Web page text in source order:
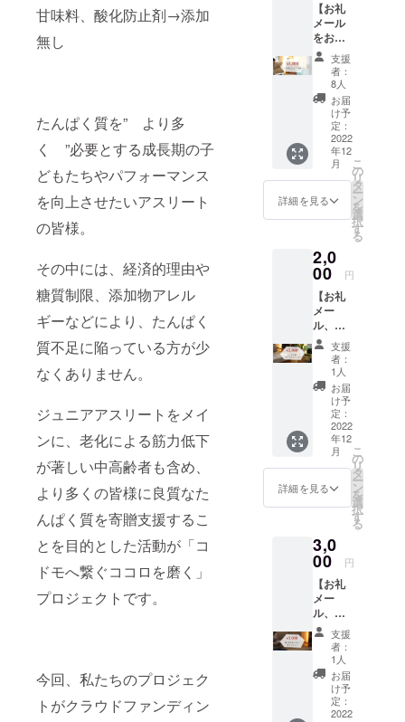
甘味料、酸化防止剤→添加
無し
たんぱく質を” より多
く ”必要とする成長期の子
どもたちやパフォーマンス
を向上させたいアスリート
の皆様。
その中には、経済的理由や
糖質制限、添加物アレル
ギーなどにより、たんぱく
質不足に陥っている方が少
なくありません。
ジュニアアスリートをメイ
ンに、老化による筋力低下
が著しい中高齢者も含め、
より多くの皆様に良質なた
んぱく質を寄贈支援するこ
とを目的とした活動が「コ
ドモへ繋ぐココロを磨く」
プロジェクトです。
今回、私たちのプロジェク
トがクラウドファンディン
たんぱく質
を” より多
く ”必要と
する成長期
の子どもた
フォーマン
スを向上さ
せたいアス
リートの皆
その中に
は、経済的
理由や糖質
制限、添加
物アレル
ギーなどに
より、たん
ぱく質不足
に陥ってい
る方が少な
ん。
ジュニアア
スリートを
メインに、
老化による
筋力低下が
著しい中高
齢者も含
め、より多
くの皆様に
良質なたん
【お礼
メール
をお送
りしま
す。】
★お礼
メール
→「 コ
ドモへ
繋ぐコ
コロを
磨く 」
運営事
務局よ
りお礼
送りし
ます。
支援
者：
8人
お届
け予
定：
2022
年12
月
詳細を見る
こ
の
リ
タ
ー
ン
を
選
択
す
る
2,0
00 円
【お礼
メー
ル、活
動
REPOR
T誌をお
送りし
す。】
★お礼
メール
→「 コ
ドモへ
繋ぐコ
コロを
務局よ
りお礼
のメー
ルをお
送りし
ます。
★活動
REPOR
T誌→寄
贈活動
や団体
様など
をご紹
支援
者：
1人
お届
け予
定：
2022
年12
月
詳細を見る
こ
の
リ
タ
ー
ン
を
選
択
す
る
3,0
00 円
【お礼
メー
ル、活
動
REPOR
T誌、宅
トレ
ブック
をお送
りしま
支援
者：
1人
お届
け予
定：
2022